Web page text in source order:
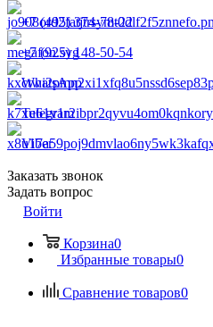
+7 (495) 374-78-22
+7 (925) 148-50-54
WhatsApp
Telegram
Viber
Заказать звонок
Задать вопрос
Войти
Корзина0
Избранные товары0
Сравнение товаров0